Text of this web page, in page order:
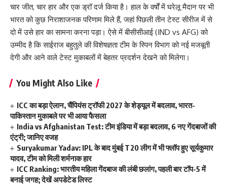
चार जीत, चार हार और एक ड्रॉ दर्ज किया है। हाल के वर्षों में घरेलू मैदान पर भी
भारत को कुछ निराशाजनक परिणाम मिले हैं, जहां पिछली तीन टेस्ट सीरीज में से
दो में उसे हार का सामना करना पड़ा। ऐसे में बीसीसीआई (IND vs AFG) को
उम्मीद है कि साईराज बहुतुले की विशेषज्ञता टीम के स्पिन विभाग को नई मजबूती
देगी और आने वाले टेस्ट मुकाबलों में बेहतर प्रदर्शन देखने को मिलेगा।
You Might Also Like
ICC का बड़ा ऐलान, चैंपियंस ट्रॉफी 2027 के शेड्यूल में बदलाव, भारत-
पाकिस्तान मुकाबले पर भी आया फैसला
India vs Afghanistan Test: टीम इंडिया में बड़ा बदलाव, 6 नए गेंदबाजों की
एंट्री; जानिए वजह
Suryakumar Yadav: IPL के बाद मुंबई T20 लीग में भी फ्लॉप हुए सूर्यकुमार
यादव, टीम को मिली शर्मनाक हार
ICC Ranking: भारतीय महिला गेंदबाज की लंबी छलांग, पहली बार टॉप-5 में
बनाई जगह; देखें अपडेटेड लिस्ट